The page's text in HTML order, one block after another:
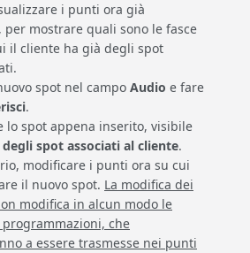
i punti ora già
per mostrare quali sono le fasce
il cliente ha già degli spot
spot nel campo Audio e fare
.
lo spot appena inserito, visibile
degli spot associati al cliente.
modificare i punti ora su cui
il nuovo spot. La modifica dei
modifica in alcun modo le
che
a essere trasmesse nei punti